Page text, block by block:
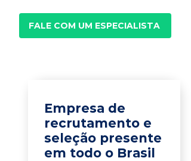
FALE COM UM ESPECIALISTA
Empresa de
recrutamento e
seleção presente
em todo o Brasil